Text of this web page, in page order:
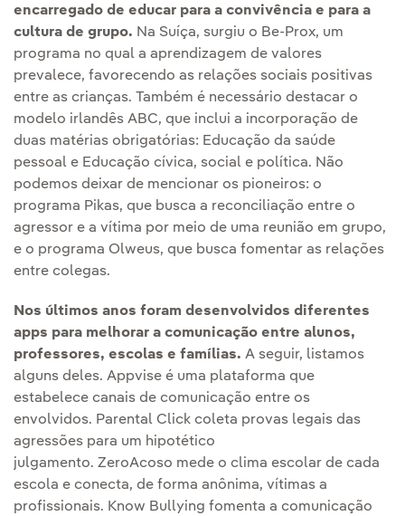
encarregado de educar para a convivência e para a
cultura de grupo. Na Suíça, surgiu o Be-Prox, um
programa no qual a aprendizagem de valores
prevalece, favorecendo as relações sociais positivas
entre as crianças. Também é necessário destacar o
modelo irlandês ABC, que inclui a incorporação de
duas matérias obrigatórias: Educação da saúde
pessoal e Educação cívica, social e política. Não
podemos deixar de mencionar os pioneiros: o
programa Pikas, que busca a reconciliação entre o
agressor e a vítima por meio de uma reunião em grupo,
e o programa Olweus, que busca fomentar as relações
entre colegas.
Nos últimos anos foram desenvolvidos diferentes
apps para melhorar a comunicação entre alunos,
professores, escolas e famílias. A seguir, listamos
alguns deles. Appvise é uma plataforma que
estabelece canais de comunicação entre os
envolvidos. Parental Click coleta provas legais das
agressões para um hipotético
julgamento. ZeroAcoso mede o clima escolar de cada
escola e conecta, de forma anônima, vítimas a
profissionais. Know Bullying fomenta a comunicação